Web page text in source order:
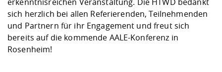
sich herzlich bei allen Referierenden, Teilnehmenden
und Partnern für ihr Engagement und freut sich
bereits auf die kommende AALE-Konferenz in
Rosenheim!